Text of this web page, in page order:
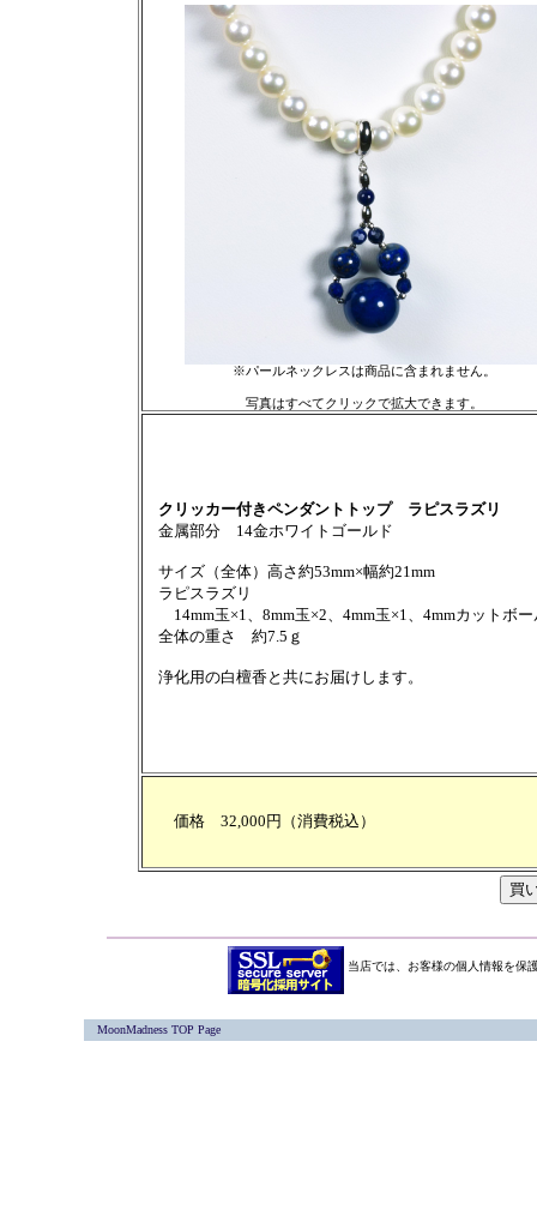
※パールネックレスは商品に含まれません。
写真はすべてクリックで拡大できます。
クリッカー付きペンダントトップ ラピスラズリ
金属部分 14金ホワイトゴールド
サイズ（全体）高さ約53mm×幅約21mm
ラピスラズリ
14mm玉×1、8mm玉×2、4mm玉×1、4mmカットボー
全体の重さ 約7.5ｇ
浄化用の白檀香と共にお届けします。
価格 32,000円（消費税込）
当店では、お客様の個人情報を保
MoonMadness TOP Page